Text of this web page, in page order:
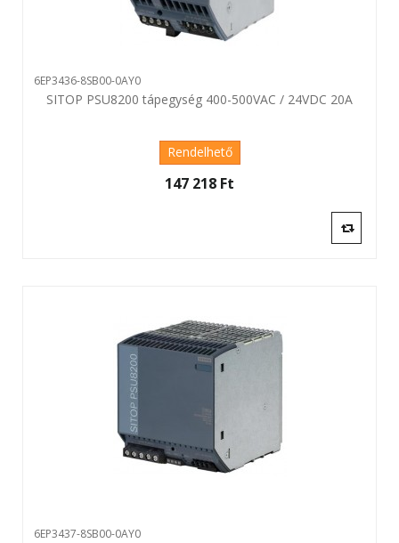
6EP3436-8SB00-0AY0
SITOP PSU8200 tápegység 400-500VAC / 24VDC 20A
Rendelhető
147 218 Ft‎
6EP3437-8SB00-0AY0